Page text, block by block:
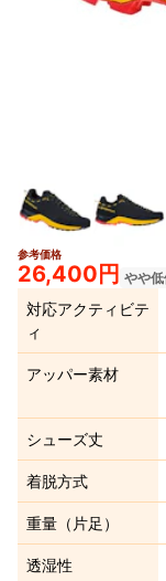
参考価格
26,400円 やや
対応アクティビテ
ィ
アッパー素材
シューズ丈
着脱方式
重量（片足）
透湿性